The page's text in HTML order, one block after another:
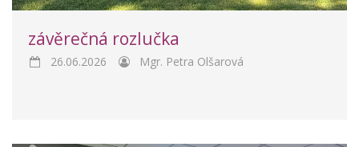
závěrečná rozlučka
26.06.2026 Mgr. Petra Olšarová